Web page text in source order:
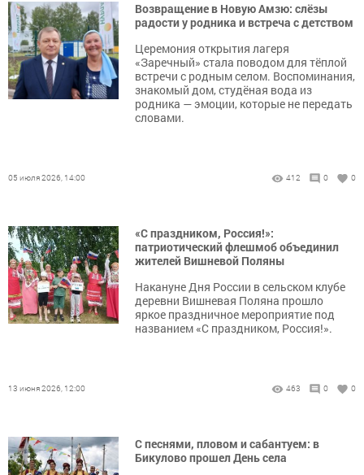
Возвращение в Новую Амзю: слёзы
радости у родника и встреча с детством
Церемония открытия лагеря
«Заречный» стала поводом для тёплой
встречи с родным селом. Воспоминания,
знакомый дом, студёная вода из
родника — эмоции, которые не передать
словами.
05 июля 2026, 14:00 412 0 0
«С праздником, Россия!»:
патриотический флешмоб объединил
жителей Вишневой Поляны
Накануне Дня России в сельском клубе
деревни Вишневая Поляна прошло
яркое праздничное мероприятие под
названием «С праздником, Россия!».
13 июня 2026, 12:00 463 0 0
С песнями, пловом и сабантуем: в
Бикулово прошел День села